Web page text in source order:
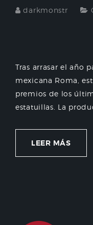
darkmonstr
Tras arrasar el año
mexicana Roma,
premios de los
estatuillas. La
LEER MÁS